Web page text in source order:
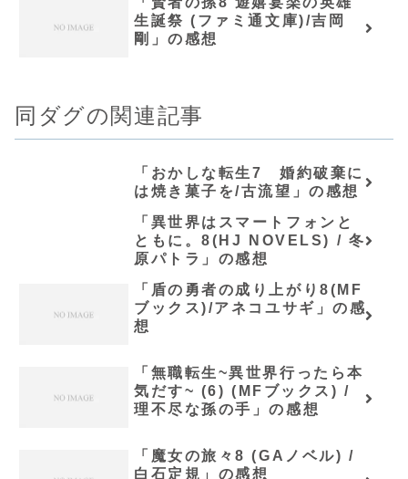
生誕祭 (ファミ通文庫)/吉岡
剛」の感想
同ダグの関連記事
「おかしな転生7 婚約破棄に
は焼き菓子を/古流望」の感想
「異世界はスマートフォンと
ともに。8(HJ NOVELS) / 冬
原パトラ」の感想
「盾の勇者の成り上がり8(MF
ブックス)/アネコユサギ」の感
想
「無職転生~異世界行ったら本
気だす~ (6) (MFブックス) /
理不尽な孫の手」の感想
「魔女の旅々8 (GAノベル) /
白石定規」の感想